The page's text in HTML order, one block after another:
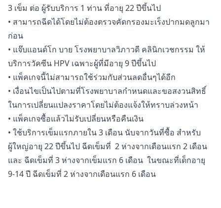
3 เข็ม ต่อ ผู้รับบริการ 1 ท่าน ที่อายุ 22 ปีขึ้นไป
• สามารถฉีดได้โดยไม่ต้องตรวจคัดกรองมะเร็งปากมดลูกมา
ก่อน
• แจ๊บแอนด์โก บาย โรงพยาบาลวิภาวดี คลินิกเวชกรรม ให้
บริการวัคซีน HPV เฉพาะผู้ที่มีอายุ 9 ปีขึ้นไป
• แพ็คเกจนี้ไม่สามารถใช้ร่วมกับส่วนลดอื่นๆได้อีก
• เงื่อนไขเป็นไปตามที่โรงพยาบาลกำหนดและขอสงวนสิทธิ์
ในการเปลี่ยนแปลงราคาโดยไม่ต้องแจ้งให้ทราบล่วงหน้า
• แพ็คเกจซื้อแล้วไม่รับเปลี่ยนหรือคืนเงิน
• ใช้บริการเข็มแรกภายใน 3 เดือน นับจากวันที่ซื้อ สำหรับ
ผู้ใหญ่อายุ 22 ปีขึ้นไป ฉีดเข็มที่ 2 ห่างจากเดือนแรก 2 เดือน
และ ฉีดเข็มที่ 3 ห่างจากเข็มแรก 6 เดือน ในขณะที่เด็กอายุ
9-14 ปี ฉีดเข็มที่ 2 ห่างจากเดือนแรก 6 เดือน